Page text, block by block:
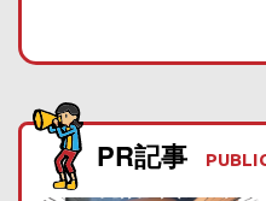
PR記事